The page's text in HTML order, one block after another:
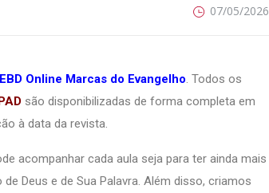
07/05/2026
Online Marcas do Evangelho. Todos os
são disponibilizadas de forma completa em
à data da revista.
acompanhar cada aula seja para ter ainda mais
Deus e de Sua Palavra. Além disso, criamos